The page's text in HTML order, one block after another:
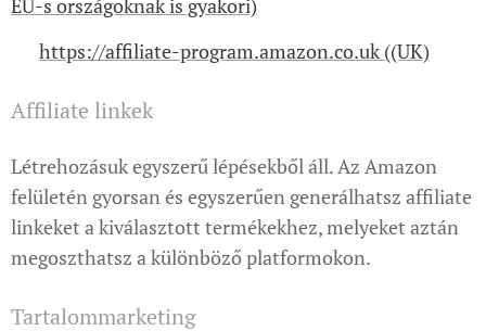
EU-s országoknak is gyakori)
https://affiliate-program.amazon.co.uk ((UK)
Affiliate linkek
Létrehozásuk egyszerű lépésekből áll. Az Amazon
felületén gyorsan és egyszerűen generálhatsz affiliate
linkeket a kiválasztott termékekhez, melyeket aztán
megoszthatsz a különböző platformokon.
Tartalommarketing